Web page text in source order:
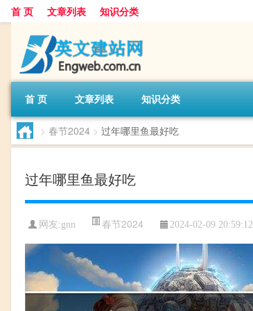
首 页 文章列表 知识分类
首 页 文章列表 知识分类
> 春节2024 > 过年哪里鱼最好吃
过年哪里鱼最好吃
网友:gnn 春节2024 2024-02-09 20:59:12